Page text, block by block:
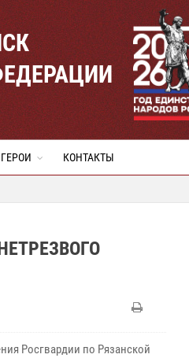
ГЕРОИ КОНТАКТЫ
Росгвардии по Рязанской